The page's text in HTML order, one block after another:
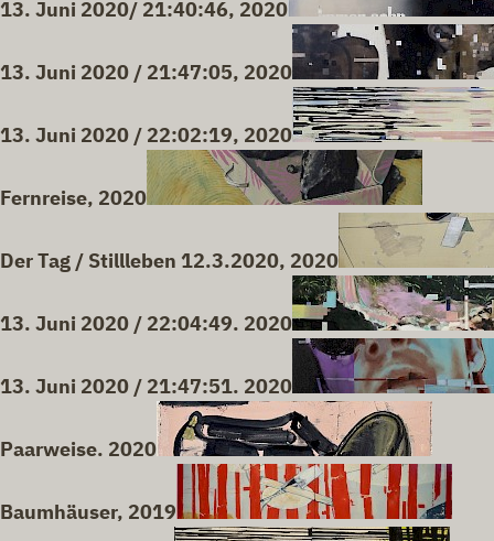
13. Juni 2020/ 21:40:46, 2020
13. Juni 2020 / 21:47:05, 2020
13. Juni 2020 / 22:02:19, 2020
Fernreise, 2020
Der Tag / Stillleben 12.3.2020, 2020
13. Juni 2020 / 22:04:49. 2020
13. Juni 2020 / 21:47:51. 2020
Paarweise. 2020
Baumhäuser, 2019